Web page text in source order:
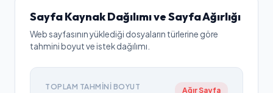
Sayfa Kaynak Dağılımı ve Sayfa Ağırlığı
Web sayfasının yüklediği dosyaların türlerine göre
tahmini boyut ve istek dağılımı.
TOPLAM TAHMINI BOYUT Ağır Sayfa